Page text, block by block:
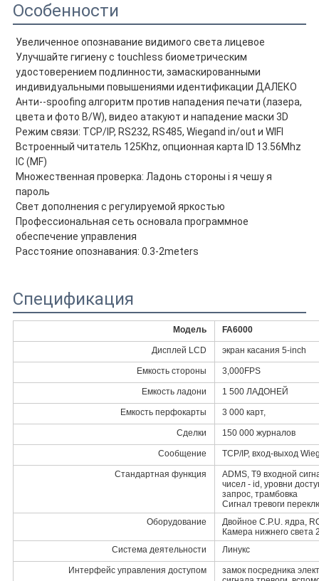
Особенности
Увеличенное опознавание видимого света лицевое
Улучшайте гигиену с touchless биометрическим
удостоверением подлинности, замаскированными
индивидуальными повышениями идентификации ДАЛЕКО
Анти--spoofing алгоритм против нападения печати (лазера,
цвета и фото B/W), видео атакуют и нападение маски 3D
Режим связи: TCP/IP, RS232, RS485, Wiegand in/out и WIFI
Встроенный читатель 125Khz, опционная карта ID 13.56Mhz
IC (MF)
Множественная проверка: Ладонь стороны i я чешу я
пароль
Свет дополнения с регулируемой яркостью
Профессиональная сеть основала программное
обеспечение управления
Расстояние опознавания: 0.3-2meters
Спецификация
Модель FA6000
Дисплей LCD экран касания 5-inch
Емкость стороны 3,000FPS
Емкость ладони 1 500 ЛАДОНЕЙ
Емкость перфокарты 3 000 карт,
Сделки 150 000 журналов
Сообщение TCP/IP, вход-выход
Стандартная функция
ADMS, T9 входной
чисел - id, уровни
запрос, трамбовка
Сигнал тревоги
Оборудование
Двойное C.P.U. ядра,
Камера нижнего света
Система деятельности
Линукс
Интерфейс управления доступом
замок посредника